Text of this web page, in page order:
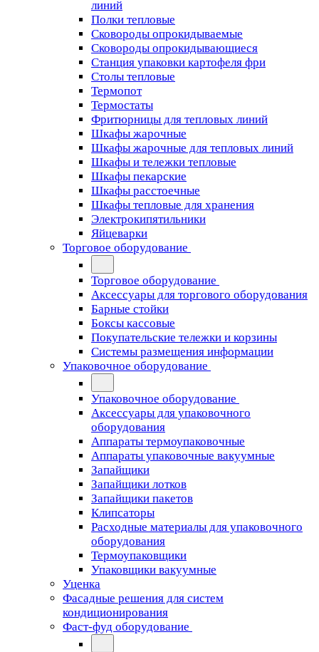
линий
Полки тепловые
Сковороды опрокидываемые
Сковороды опрокидывающиеся
Станция упаковки картофеля фри
Столы тепловые
Термопот
Термостаты
Фритюрницы для тепловых линий
Шкафы жарочные
Шкафы жарочные для тепловых линий
Шкафы и тележки тепловые
Шкафы пекарские
Шкафы расстоечные
Шкафы тепловые для хранения
Электрокипятильники
Яйцеварки
Торговое оборудование
Торговое оборудование
Аксессуары для торгового оборудования
Барные стойки
Боксы кассовые
Покупательские тележки и корзины
Системы размещения информации
Упаковочное оборудование
Упаковочное оборудование
Аксессуары для упаковочного
оборудования
Аппараты термоупаковочные
Аппараты упаковочные вакуумные
Запайщики
Запайщики лотков
Запайщики пакетов
Клипсаторы
Расходные материалы для упаковочного
оборудования
Термоупаковщики
Упаковщики вакуумные
Уценка
Фасадные решения для систем
кондиционирования
Фаст-фуд оборудование